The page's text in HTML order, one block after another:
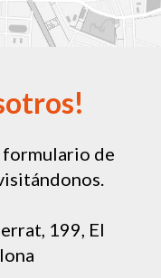
formulario de
199, El